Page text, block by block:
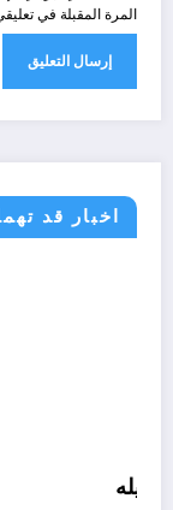
المرة المقبلة في
اخبار قد